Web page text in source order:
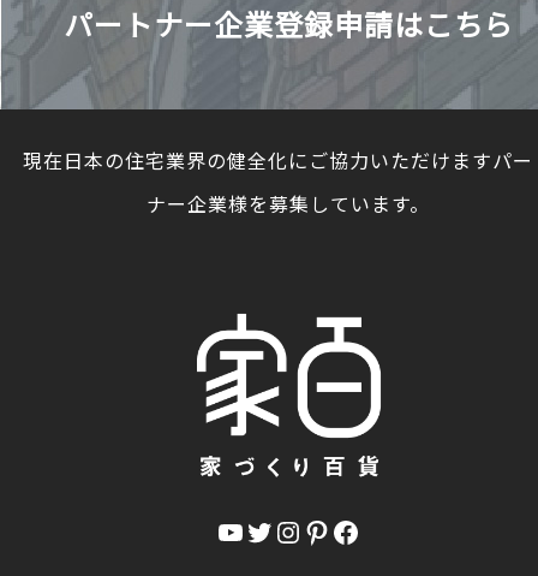
パートナー企業登録申請はこちら
現在日本の住宅業界の健全化にご協力いただけますパ
ナー企業様を募集しています。
YouTube Twitter InstagramPinterest Facebook